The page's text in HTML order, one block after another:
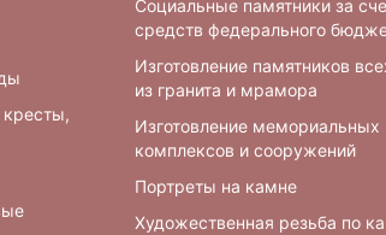
Социальные памятники за
средств федерального
Изготовление памятников
из гранита и мрамора
Изготовление мемориальных
комплексов и сооружений
Портреты на камне
Художественная резьба по